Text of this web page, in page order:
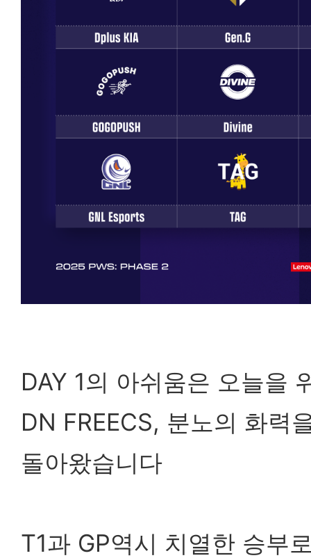
DAY 1의 아쉬움은 오늘을
DN FREECS, 분노의 화력
돌아왔습니다
T1과 GP역시 치열한 승부